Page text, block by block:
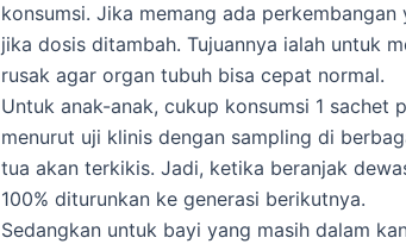
konsumsi. Jika memang ada
jika dosis ditambah. Tujuannya ialah untuk
rusak agar organ tubuh bisa cepat normal.
Untuk anak-anak, cukup konsumsi 1 sachet
menurut uji klinis dengan sampling di
tua akan terkikis. Jadi, ketika beranjak
100% diturunkan ke generasi berikutnya.
Sedangkan untuk bayi yang masih dalam